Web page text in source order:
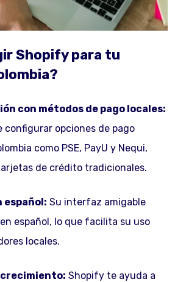
Shopify para tu
con métodos de pago locales:
configurar opciones de pago
como PSE, PayU y Nequi,
de crédito tradicionales.
español: Su interfaz amigable
español, lo que facilita su uso
locales.
crecimiento: Shopify te ayuda a